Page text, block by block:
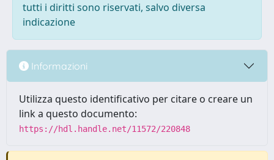
tutti i diritti sono riservati, salvo diversa
indicazione
Informazioni
Utilizza questo identificativo per citare o creare un
link a questo documento:
https://hdl.handle.net/11572/220848